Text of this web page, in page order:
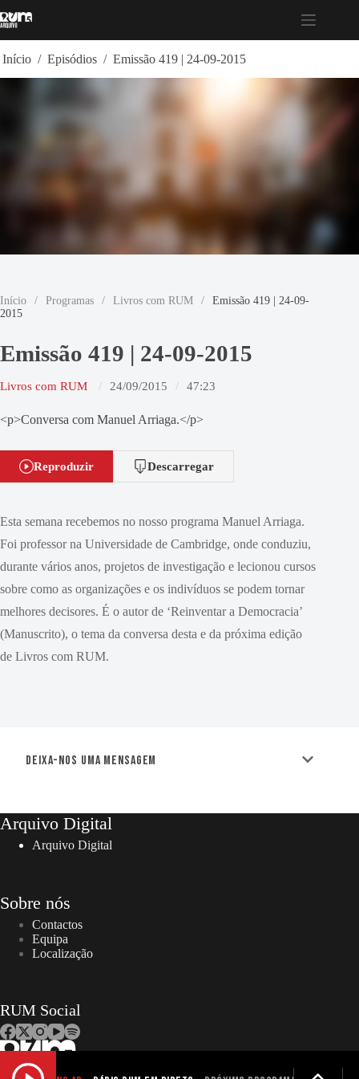
para
Início / Episódios / Emissão 419 | 24-09-2015
Início / Programas / Livros com RUM /
Emissão 419 | 24-09-
2015
Emissão 419 | 24-09-2015
Livros com RUM 24/09/2015 47:23
<p>Conversa com Manuel Arriaga.</p>
Reproduzir Descarregar
Esta semana recebemos no nosso programa Manuel Arriaga.
Foi professor na Universidade de Cambridge, onde conduziu,
durante vários anos, projetos de investigação e lecionou cursos
sobre como as organizações e os indivíduos se podem tornar
melhores decisores. É o autor de ‘Reinventar a Democracia’
(Manuscrito), o tema da conversa desta e da próxima edição
de Livros com RUM.
Deixa-nos uma mensagem
Arquivo Digital
Arquivo Digital
Sobre nós
Contactos
Equipa
Localização
RUM Social